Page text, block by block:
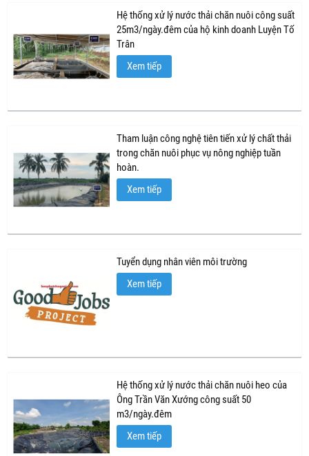
Hệ thống xử lý nước thải chăn nuôi công suất
25m3/ngày.đêm của hộ kinh doanh Luyện Tố
Trân
Xem tiếp
Tham luận công nghệ tiên tiến xử lý chất thải
trong chăn nuôi phục vụ nông nghiệp tuần
hoàn.
Xem tiếp
Tuyển dụng nhân viên môi trường
Xem tiếp
Hệ thống xử lý nước thải chăn nuôi heo của
Ông Trần Văn Xướng công suất 50
m3/ngày.đêm
Xem tiếp